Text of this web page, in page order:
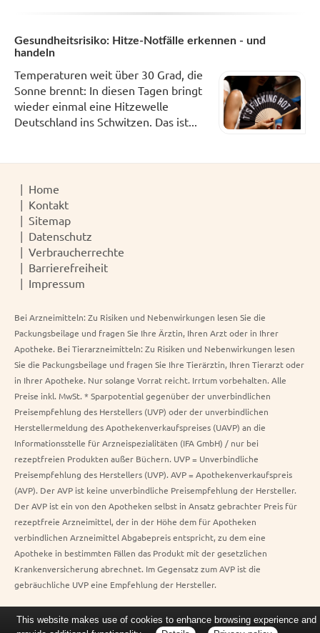
Gesundheitsrisiko: Hitze-Notfälle erkennen - und
handeln
Temperaturen weit über 30 Grad, die
Sonne brennt: In diesen Tagen bringt
wieder einmal eine Hitzewelle
Deutschland ins Schwitzen. Das ist...
Home
Kontakt
Sitemap
Datenschutz
Verbraucherrechte
Barrierefreiheit
Impressum
Bei Arzneimitteln: Zu Risiken und Nebenwirkungen lesen Sie die
Packungsbeilage und fragen Sie Ihre Ärztin, Ihren Arzt oder in Ihrer
Apotheke. Bei Tierarzneimitteln: Zu Risiken und Nebenwirkungen lesen
Sie die Packungsbeilage und fragen Sie Ihre Tierärztin, Ihren Tierarzt oder
in Ihrer Apotheke. Nur solange Vorrat reicht. Irrtum vorbehalten. Alle
Preise inkl. MwSt. * Sparpotential gegenüber der unverbindlichen
Preisempfehlung des Herstellers (UVP) oder der unverbindlichen
Herstellermeldung des Apothekenverkaufspreises (UAVP) an die
Informationsstelle für Arzneispezialitäten (IFA GmbH) / nur bei
rezeptfreien Produkten außer Büchern. UVP = Unverbindliche
Preisempfehlung des Herstellers (UVP). AVP = Apothekenverkaufspreis
(AVP). Der AVP ist keine unverbindliche Preisempfehlung der Hersteller.
Der AVP ist ein von den Apotheken selbst in Ansatz gebrachter Preis für
rezeptfreie Arzneimittel, der in der Höhe dem für Apotheken
verbindlichen Arzneimittel Abgabepreis entspricht, zu dem eine
Apotheke in bestimmten Fällen das Produkt mit der gesetzlichen
Krankenversicherung abrechnet. Im Gegensatz zum AVP ist die
gebräuchliche UVP eine Empfehlung der Hersteller.
This website makes use of cookies to enhance browsing experience and